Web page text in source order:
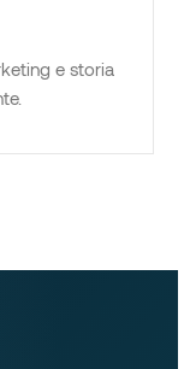
e storia